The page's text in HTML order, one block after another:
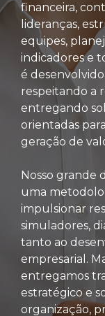
financeira,
lideranças,
equipes,
indicadores e
é
respeitando a
entregando
orientadas
geração de
Nosso grande
uma
impulsionar
simuladores,
tanto ao
empresarial.
entregamos
estratégico e
organização,